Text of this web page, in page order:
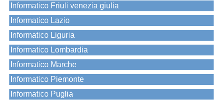
Informatico Friuli venezia giulia
Informatico Lazio
Informatico Liguria
Informatico Lombardia
Informatico Marche
Informatico Piemonte
Informatico Puglia